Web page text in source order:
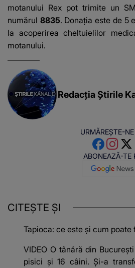
motanului Rex pot trimite un
numărul 8835. Donația este de 5
la acoperirea cheltuielilor
motanului.
Redacția Știrile
URMĂREȘTE-
ABONEAZĂ-TE
CITEȘTE ȘI
Tapioca: ce este și cum
VIDEO O tânără din
pisici și 16 câini. Și-a